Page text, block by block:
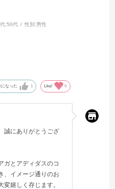
:50代 性別:男性
になった 1 Like! 0
誠にありがとうござ
ガとアディダスのコ
、イメージ通りのお
嬉しく存じます。